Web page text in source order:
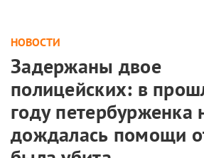
НОВОСТИ
Задержаны двое
полицейских: в
году петербурженка
дождалась помощи